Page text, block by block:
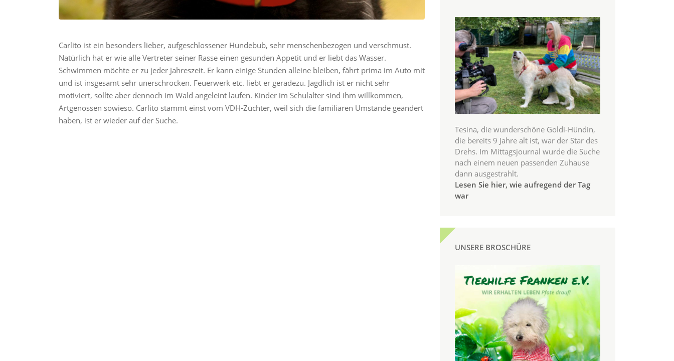
Carlito ist ein besonders lieber, aufgeschlossener Hundebub, sehr menschenbezogen und verschmust.
Natürlich hat er wie alle Vertreter seiner Rasse einen gesunden Appetit und er liebt das Wasser.
Schwimmen möchte er zu jeder Jahreszeit. Er kann einige Stunden alleine bleiben, fährt prima im Auto mit
und ist insgesamt sehr unerschrocken. Feuerwerk etc. liebt er geradezu. Jagdlich ist er nicht sehr
motiviert, sollte aber dennoch im Wald angeleint laufen. Kinder im Schulalter sind ihm willkommen,
Artgenossen sowieso. Carlito stammt einst vom VDH-Züchter, weil sich die familiären Umstände geändert
haben, ist er wieder auf der Suche.
Tesina, die wunderschöne Goldi-Hündin,
die bereits 9 Jahre alt ist, war der Star des
Drehs. Im Mittagsjournal wurde die Suche
nach einem neuen passenden Zuhause
dann ausgestrahlt.
Lesen Sie hier, wie aufregend der Tag
war
UNSERE BROSCHÜRE